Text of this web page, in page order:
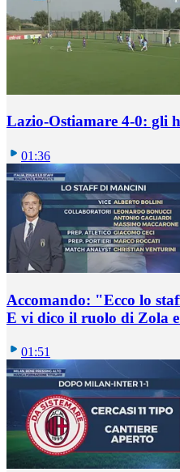
Lazio-Ostiamare 4-0: gli
01:36
Accomando: "Ecco lo
E vi dico il ruolo di Zola
01:51